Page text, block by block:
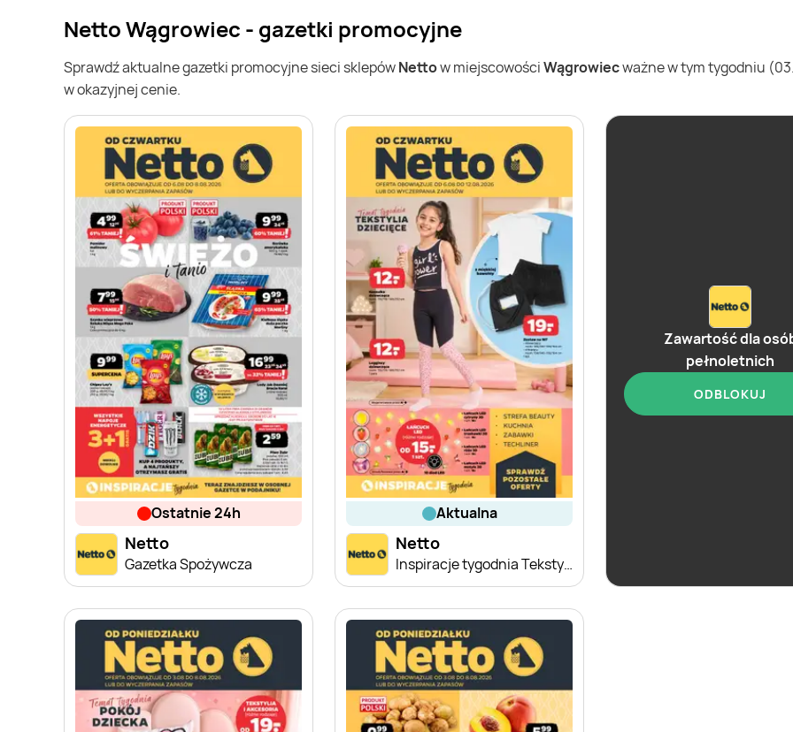
Netto Wągrowiec - gazetki promocyjne
Sprawdź aktualne gazetki promocyjne sieci sklepówNettow miejscowościWągrowiecważne w tym tygodniu
w okazyjnej cenie.
ostatnie 24h
Netto
Gazetka Spożywcza
aktualna
Netto
Inspiracje tygodnia Tekstylia dziecięce
Zawartość dla
pełnoletnich
ODBLOKUJ